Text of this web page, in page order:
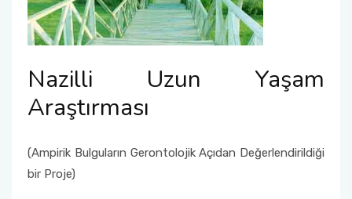
Nazilli Uzun Yaşam
Araştırması
(Ampirik Bulguların Gerontolojik Açıdan Değerlendirildiği
bir Proje)